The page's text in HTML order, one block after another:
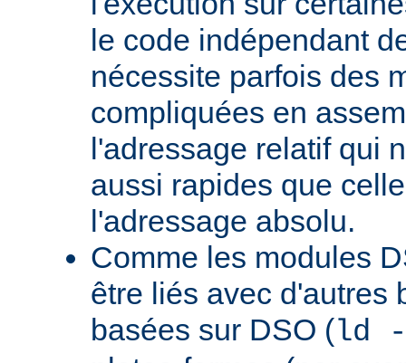
le code indépendant
nécessite parfois des
compliquées en
l'adressage relatif qui
aussi rapides que
l'adressage absolu.
Comme les modules
être liés avec d'autres
basées sur DSO (ld